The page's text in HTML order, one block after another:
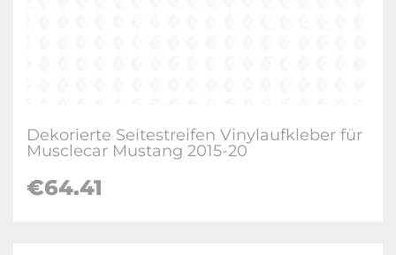
Dekorierte Seitestreifen Vinylaufkleber für
Musclecar Mustang 2015-20
€64.41